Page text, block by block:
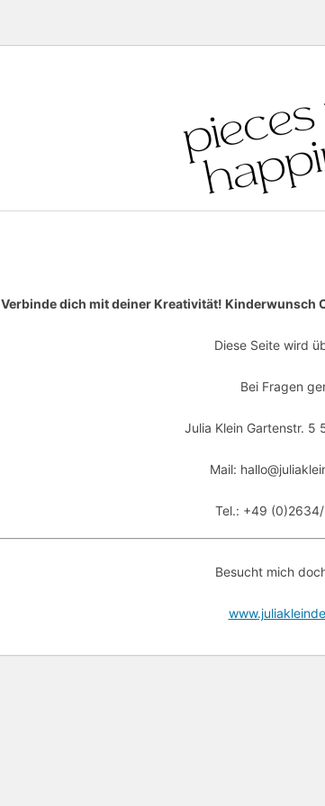
Verbinde dich mit deiner Kreativität! Kinderwunsch
Diese Seite wird
Bei Fragen
Julia Klein Gartenstr. 5
Mail:
Tel.: +49
Besucht mich